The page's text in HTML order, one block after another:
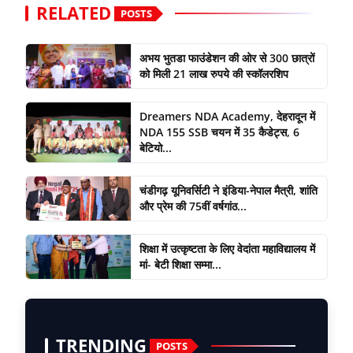
RELATED POSTS
अभय भुतडा फाउंडेशन की ओर से 300 छात्रों
को मिली 21 लाख रुपये की स्कॉलरशिप
Dreamers NDA Academy, देहरादून में
NDA 155 SSB चयन में 35 कैडेट्स, 6
बेटियो...
चंडीगढ़ यूनिवर्सिटी ने इंडिया-नेपाल मैत्री, शांति
और प्रेम की 75वीं वर्षगांठ...
शिक्षा में उत्कृष्टता के लिए वेदांता महाविद्यालय में
मां- बेटी शिक्षा सम्मा...
TRENDING POSTS